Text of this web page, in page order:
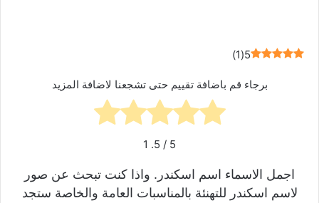
5
(
1
)
برجاء قم باضافة تقييم حتى تشجعنا لاضافة المزيد
5
/ 5.
1
اجمل الاسماء اسم اسكندر. واذا كنت تبحث عن صور
لاسم اسكندر للتهنئة بالمناسبات العامة والخاصة ستجد